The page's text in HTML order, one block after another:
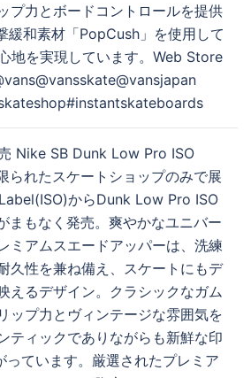
プ力とボードコントロールを提供
緩和素材「PopCush」を使用して
地を実現しています。Web Store
Nike SB Dunk Low Pro ISO
られたスケートショップのみで展
からDunk Low Pro ISO
まもなく発売。爽やかなユニバー
ミアムスエードアッパーは、洗練
久性を兼ね備え、スケートにもデ
えるデザイン。クラシックなガム
ップ力とヴィンテージな雰囲気を
ティックでありながらも新鮮な印
っています。厳選されたプレミア